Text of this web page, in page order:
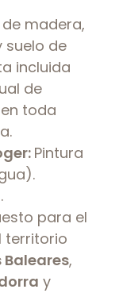
madera,
suelo de
incluida
de
toda
Pintura
para el
territorio
Baleares,
y